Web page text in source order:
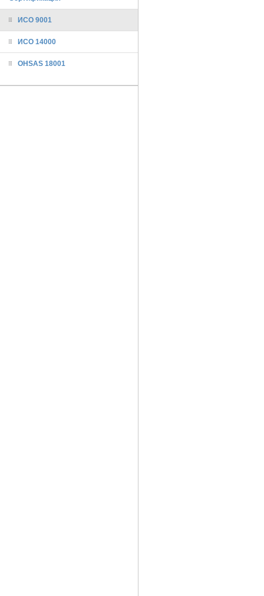
ИСО 9001
ИСО 14000
OHSAS 18001